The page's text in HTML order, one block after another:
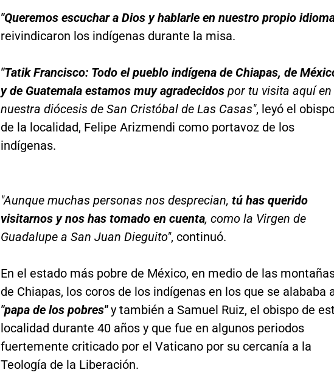
"Queremos escuchar a Dios y hablarle en nuestro propio
reivindicaron los indígenas durante la misa.
"Tatik Francisco: Todo el pueblo indígena de Chiapas, de
y de Guatemala estamos muy agradecidospor tu visita aquí en
nuestra diócesis de San Cristóbal de Las Casas", leyó el
de la localidad, Felipe Arizmendi como portavoz de los
indígenas.
"Aunque muchas personas nos desprecian, tú has querido
visitarnos y nos has tomado en cuenta, como la Virgen de
Guadalupe a San Juan Dieguito", continuó.
En el estado más pobre de México, en medio de las
de Chiapas, los coros de los indígenas en los que se alababa
"papa de los pobres"y también a Samuel Ruiz, el obispo de
localidad durante 40 años y que fue en algunos periodos
fuertemente criticado por el Vaticano por su cercanía a la
Teología de la Liberación.